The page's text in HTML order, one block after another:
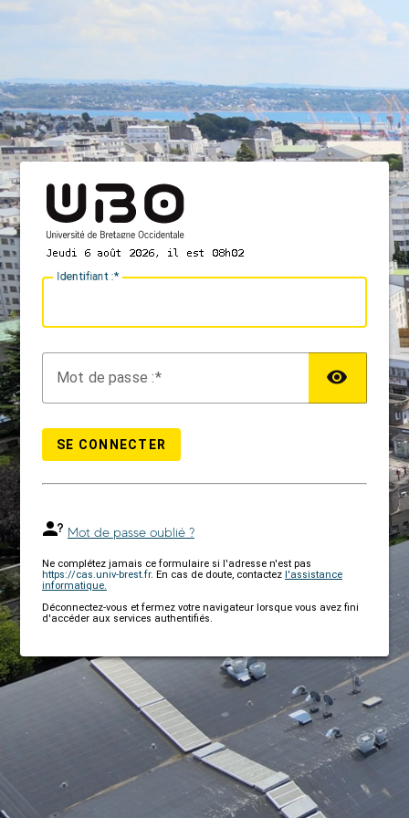
Identifiant :
Mot de passe :
SE CONNECTER
Mot de passe oublié ?
Ne complétez jamais ce formulaire si l'adresse n'est pas
https://cas.univ-brest.fr. En cas de doute, contactez l'assistance
informatique.
Déconnectez-vous et fermez votre navigateur lorsque vous avez fini
d'accéder aux services authentifiés.